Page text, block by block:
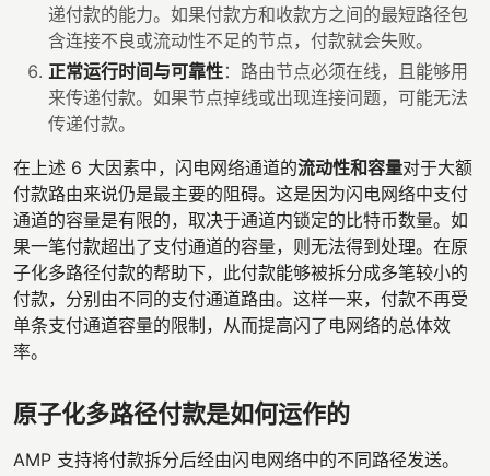
递付款的能力。如果付款方和收款方之间的最短路径包
含连接不良或流动性不足的节点，付款就会失败。
正常运行时间与可靠性：路由节点必须在线，且能够用
来传递付款。如果节点掉线或出现连接问题，可能无法
传递付款。
在上述 6 大因素中，闪电网络通道的流动性和容量对于大额
付款路由来说仍是最主要的阻碍。这是因为闪电网络中支付
通道的容量是有限的，取决于通道内锁定的比特币数量。如
果一笔付款超出了支付通道的容量，则无法得到处理。在原
子化多路径付款的帮助下，此付款能够被拆分成多笔较小的
付款，分别由不同的支付通道路由。这样一来，付款不再受
单条支付通道容量的限制，从而提高闪了电网络的总体效
率。
原子化多路径付款是如何运作的
AMP 支持将付款拆分后经由闪电网络中的不同路径发送。